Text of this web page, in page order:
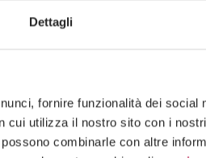
Dettagli
fornire funzionalità dei social
cui utilizza il nostro sito con i
combinarle con altre